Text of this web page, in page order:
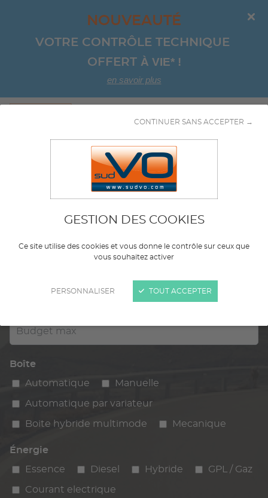
GESTION DES COOKIES
Ce site utilise des cookies et vous donne le contrôle sur ceux que
vous souhaitez activer
PERSONNALISER
CONTINUER SANS ACCEPTER →
TOUT ACCEPTER
NOUVEAUTÉ
VOTRE CONTRÔLE TECHNIQUE
OFFERT À VIE*!
en savoir plus
Modèle
Budget max
Boîte
Automatique
Manuelle
Automatique par variateur
Boite hybride multimode Mecanique
Énergie
Essence
Diesel Hybride GPL / Gaz
Courant electrique